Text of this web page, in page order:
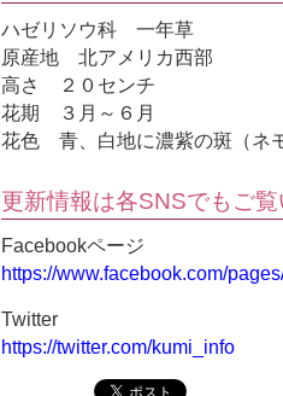
ハゼリソウ科 一年草
原産地 北アメリカ西部
高さ ２０センチ
花期 ３月～６月
花色 青、白地に濃紫の斑（ネ
更新情報は各SNSでもご
Facebookページ
https://www.facebook.com/
Twitter
https://twitter.com/kumi_info